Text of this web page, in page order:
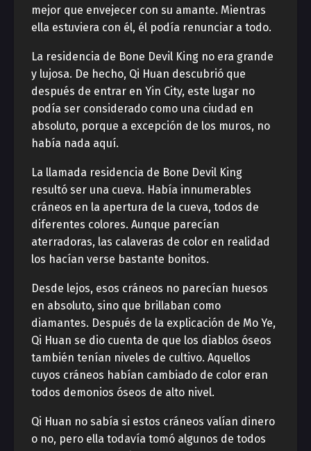
mejor que envejecer con su amante. Mientras
ella estuviera con él, él podía renunciar a todo.
La residencia de Bone Devil King no era grande
y lujosa. De hecho, Qi Huan descubrió que
después de entrar en Yin City, este lugar no
podía ser considerado como una ciudad en
absoluto, porque a excepción de los muros, no
había nada aquí.
La llamada residencia de Bone Devil King
resultó ser una cueva. Había innumerables
cráneos en la apertura de la cueva, todos de
diferentes colores. Aunque parecían
aterradoras, las calaveras de color en realidad
los hacían verse bastante bonitos.
Desde lejos, esos cráneos no parecían huesos
en absoluto, sino que brillaban como
diamantes. Después de la explicación de Mo Ye,
Qi Huan se dio cuenta de que los diablos óseos
también tenían niveles de cultivo. Aquellos
cuyos cráneos habían cambiado de color eran
todos demonios óseos de alto nivel.
Qi Huan no sabía si estos cráneos valían dinero
o no, pero ella todavía tomó algunos de todos